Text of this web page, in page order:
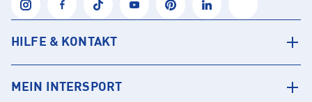
HILFE & KONTAKT
MEIN INTERSPORT